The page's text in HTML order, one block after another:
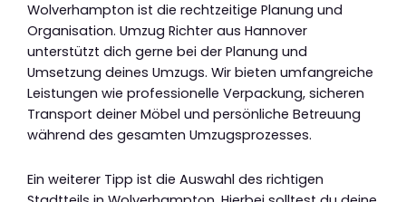
Wolverhampton ist die rechtzeitige Planung und
Organisation. Umzug Richter aus Hannover
unterstützt dich gerne bei der Planung und
Umsetzung deines Umzugs. Wir bieten umfangreiche
Leistungen wie professionelle Verpackung, sicheren
Transport deiner Möbel und persönliche Betreuung
während des gesamten Umzugsprozesses.
Ein weiterer Tipp ist die Auswahl des richtigen